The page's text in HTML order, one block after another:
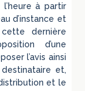
à partir
d’instance et
dernière
d’une
l’avis ainsi
et,
et le